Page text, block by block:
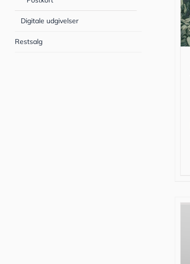
Digitale udgivelser
Restsalg